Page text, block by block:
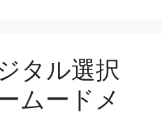
タル選択
ムードメ